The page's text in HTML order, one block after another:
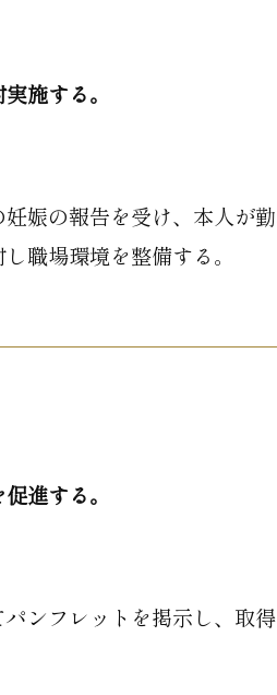
施する。
娠の報告を受け、本人が
職場環境を整備する。
進する。
ンフレットを掲示し、取